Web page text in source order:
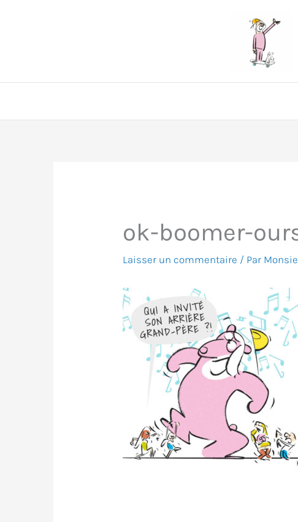
ok-boomer-
Laisser un commentaire / Par